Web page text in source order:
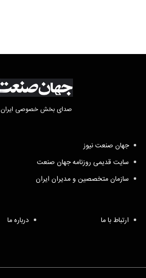
صدای بخش خصوصی ایران
جهان صنعت نیوز
سایت قدیمی روزنامه جهان صنعت
سازمان متخصصین و مدیران ایران
ارتباط با ما درباره ما